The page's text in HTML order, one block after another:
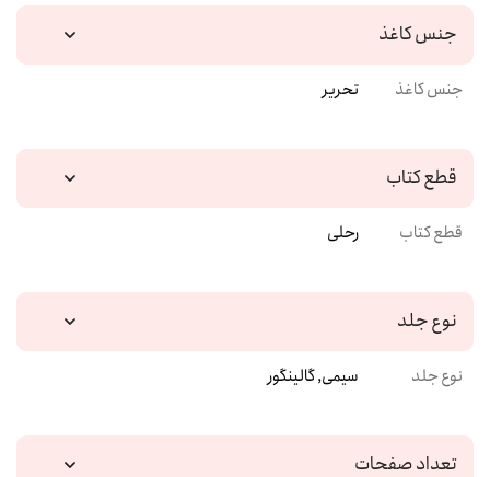
جنس کاغذ
جنس کاغذ تحریر
قطع کتاب
قطع کتاب رحلی
نوع جلد
نوع جلد سیمی, گالینگور
تعداد صفحات